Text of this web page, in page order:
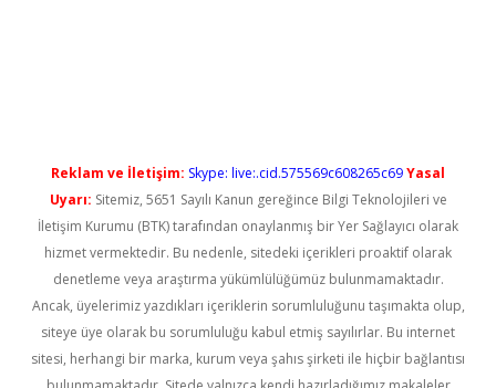
Reklam ve İletişim: Skype: live:.cid.575569c608265c69Yasal
Uyarı: Sitemiz, 5651 Sayılı Kanun gereğince Bilgi Teknolojileri ve
İletişim Kurumu (BTK) tarafından onaylanmış bir Yer Sağlayıcı olarak
hizmet vermektedir. Bu nedenle, sitedeki içerikleri proaktif olarak
denetleme veya araştırma yükümlülüğümüz bulunmamaktadır.
Ancak, üyelerimiz yazdıkları içeriklerin sorumluluğunu taşımakta olup,
siteye üye olarak bu sorumluluğu kabul etmiş sayılırlar. Bu internet
sitesi, herhangi bir marka, kurum veya şahıs şirketi ile hiçbir bağlantısı